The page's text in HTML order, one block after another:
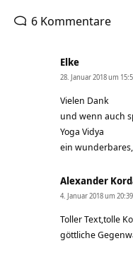
6 Kommentare
Elke
28. Januar 2018 um
Vielen Dank
und wenn auch
Yoga Vidya
ein
Alexander
4. Januar 2018 um
Toller Text,tolle
göttliche